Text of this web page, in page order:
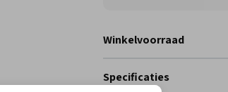
Winkelvoorraad
Specificaties